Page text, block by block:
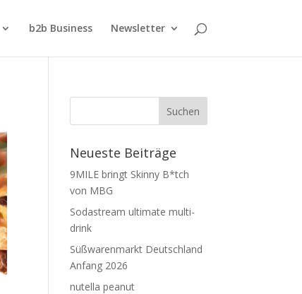
b2b Business Newsletter
Neueste Beiträge
9MILE bringt Skinny B*tch
von MBG
Sodastream ultimate multi-
drink
Süßwarenmarkt Deutschland
Anfang 2026
nutella peanut